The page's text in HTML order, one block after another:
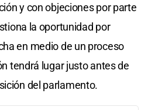
y con objeciones por parte
la oportunidad por
en medio de un proceso
tendrá lugar justo antes de
del parlamento.